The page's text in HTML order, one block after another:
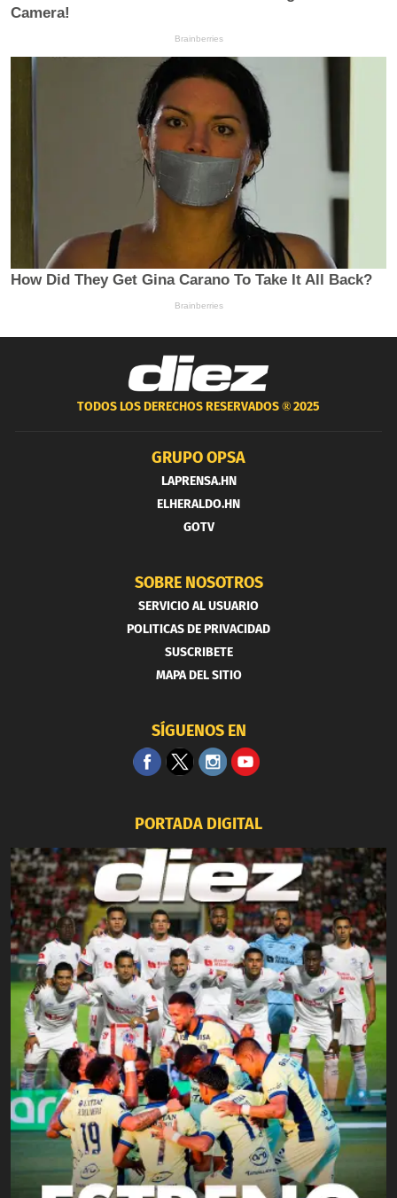
TODOS LOS DERECHOS RESERVADOS ®2025
GRUPO OPSA
LAPRENSA.HN
ELHERALDO.HN
GOTV
SOBRE NOSOTROS
SERVICIO AL USUARIO
POLITICAS DE PRIVACIDAD
SUSCRIBETE
MAPA DEL SITIO
SÍGUENOS EN
PORTADA DIGITAL